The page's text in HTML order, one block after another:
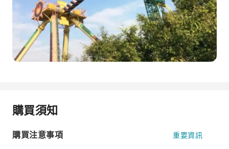
購買須知
購買注意事項 重要資訊